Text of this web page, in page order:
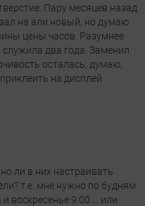
Пару месяцев назад
на али новый, но думаю
цены часов. Разумнее
два года. Заменил
осталась, думаю,
на дисплей
ли в них настраивать
т.е. мне нужно по будням
воскресенье 9:00 ... или